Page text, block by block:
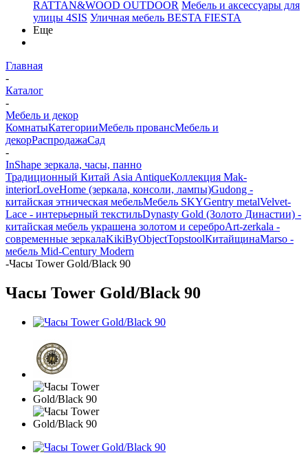
RATTAN&WOOD OUTDOOR Мебель и аксессуары для
улицы 4SIS Уличная мебель BESTA FIESTA
Еще
Главная
-
Каталог
-
Мебель и декор
КомнатыКатегорииМебель провансМебель и
декорРаспродажаСад
-
InShape зеркала, часы, панно
Традиционный Китай Asia AntiqueКоллекция Mak-
interiorLoveHome (зеркала, консоли, лампы)Gudong -
китайская этническая мебельМебель SKYGentry metalVelvet-
Lace - интерьерный текстильDynasty Gold (Золото Династии) -
китайская мебель украшена золотом и сереброArt-zerkala -
современные зеркалаKikiByObjectTopstoolКитайщинаMarso -
мебель Mid-Century Modern
-Часы Tower Gold/Black 90
Часы Tower Gold/Black 90